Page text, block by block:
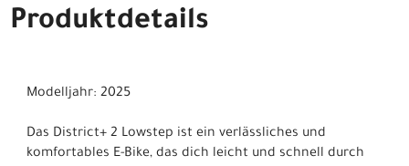
Produktdetails
Modelljahr: 2025
Das District+ 2 Lowstep ist ein verlässliches und
komfortables E-Bike, das dich leicht und schnell durch